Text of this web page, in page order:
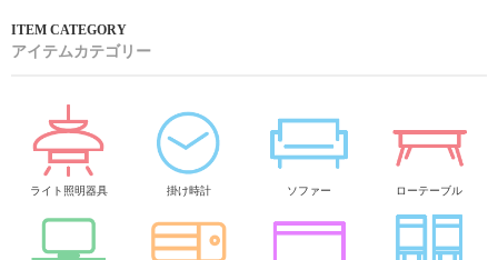
アイテムカテゴリー
ライト照明器具 掛け時計 ソファー ローテーブル